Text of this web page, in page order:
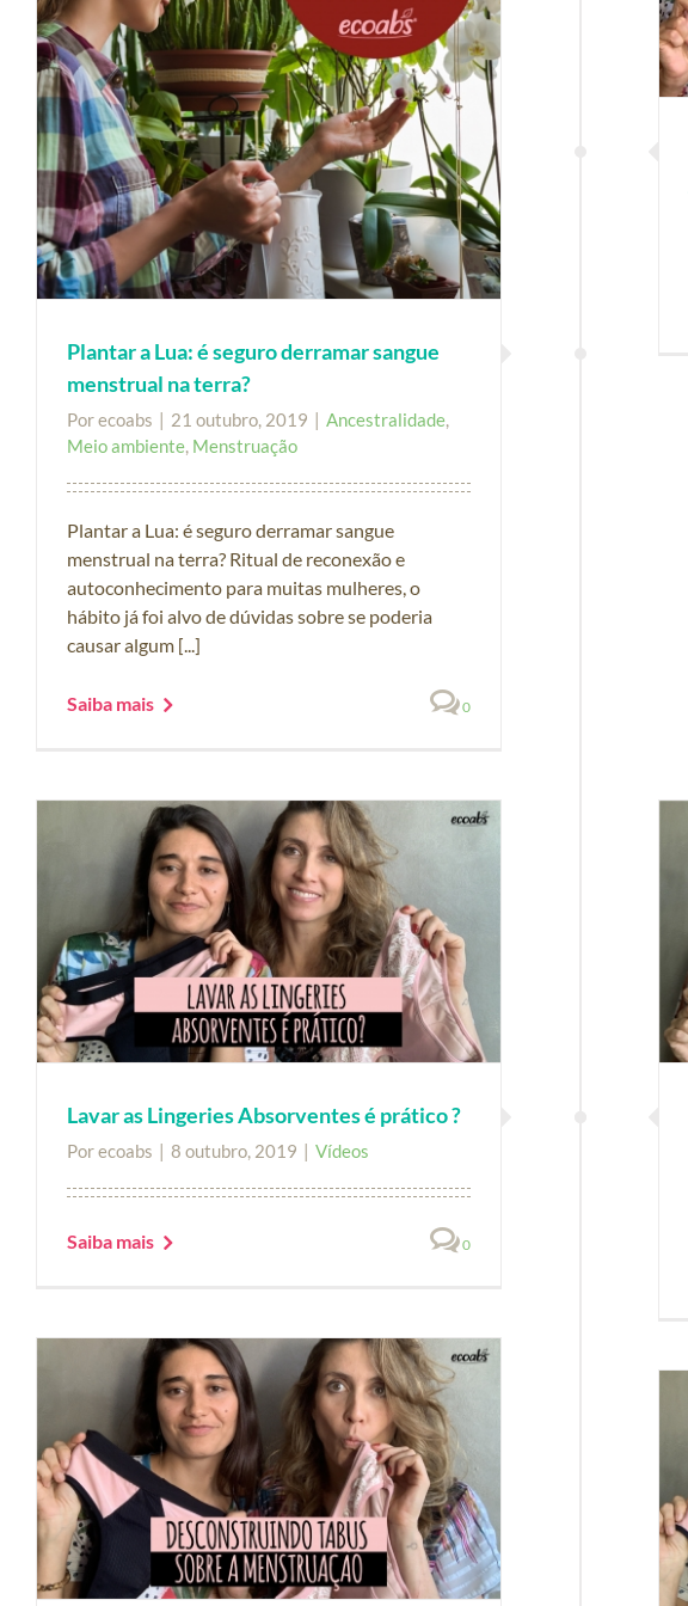
Plantar a Lua: é seguro derramar sangue
menstrual na terra?
Porecoabs 21 outubro, 2019 Ancestralidade,
Meio ambiente, Menstruação
Plantar a Lua: é seguro derramar sangue
menstrual na terra? Ritual de reconexão e
autoconhecimento para muitas mulheres, o
hábito já foi alvo de dúvidas sobre se poderia
causar algum [...]
Saiba mais 0
Lavar as Lingeries Absorventes é prático ?
Porecoabs | 8 outubro, 2019 | Vídeos
Saiba mais 0